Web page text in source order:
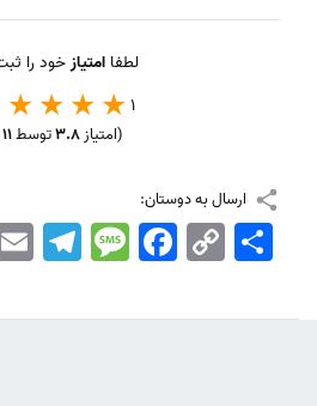
لطفاامتیازخود را
1
(امتیاز3.8توسط11
ارسال به دوستان:
TelegramMessageFacebook Copy
Link
اشتراک